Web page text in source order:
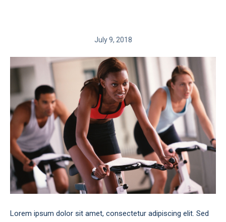
July 9, 2018
Lorem ipsum dolor sit amet, consectetur adipiscing elit. Sed